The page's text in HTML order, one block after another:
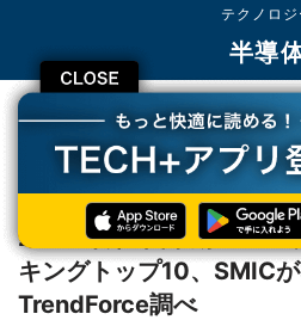
CLOSE
テクノロジ
半導
TECH+ テクノロジー
半導体
2024年第1四半期のファウンドリ売上高ラ
2024年第1四半期のファ
キングトップ10、SMIC
TrendForce調べ